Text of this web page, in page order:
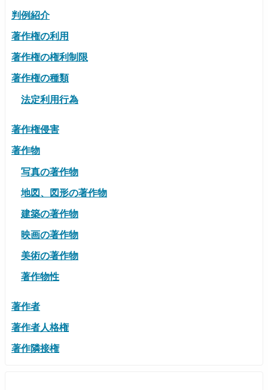
判例紹介
著作権の利用
著作権の権利制限
著作権の種類
法定利用行為
著作権侵害
著作物
写真の著作物
地図、図形の著作物
建築の著作物
映画の著作物
美術の著作物
著作物性
著作者
著作者人格権
著作隣接権